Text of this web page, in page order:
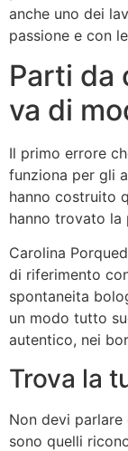
anche uno dei
passione e con
Parti da
va di
Il primo errore
funziona per gli
hanno costruito
hanno trovato la
Carolina
di riferimento
spontaneita
un modo tutto
autentico, nei
Trova la
Non devi
sono quelli